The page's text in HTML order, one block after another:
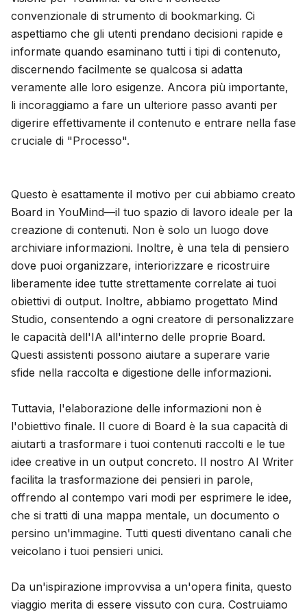
convenzionale di strumento di bookmarking. Ci
aspettiamo che gli utenti prendano decisioni rapide e
informate quando esaminano tutti i tipi di contenuto,
discernendo facilmente se qualcosa si adatta
veramente alle loro esigenze. Ancora più importante,
li incoraggiamo a fare un ulteriore passo avanti per
digerire effettivamente il contenuto e entrare nella fase
cruciale di "Processo".
Questo è esattamente il motivo per cui abbiamo creato
Board in YouMind—il tuo spazio di lavoro ideale per la
creazione di contenuti. Non è solo un luogo dove
archiviare informazioni. Inoltre, è una tela di pensiero
dove puoi organizzare, interiorizzare e ricostruire
liberamente idee tutte strettamente correlate ai tuoi
obiettivi di output. Inoltre, abbiamo progettato Mind
Studio, consentendo a ogni creatore di personalizzare
le capacità dell'IA all'interno delle proprie Board.
Questi assistenti possono aiutare a superare varie
sfide nella raccolta e digestione delle informazioni.
Tuttavia, l'elaborazione delle informazioni non è
l'obiettivo finale. Il cuore di Board è la sua capacità di
aiutarti a trasformare i tuoi contenuti raccolti e le tue
idee creative in un output concreto. Il nostro AI Writer
facilita la trasformazione dei pensieri in parole,
offrendo al contempo vari modi per esprimere le idee,
che si tratti di una mappa mentale, un documento o
persino un'immagine. Tutti questi diventano canali che
veicolano i tuoi pensieri unici.
Da un'ispirazione improvvisa a un'opera finita, questo
viaggio merita di essere vissuto con cura. Costruiamo